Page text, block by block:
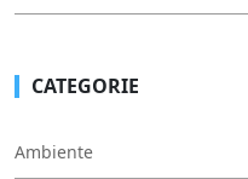
CATEGORIE
Ambiente